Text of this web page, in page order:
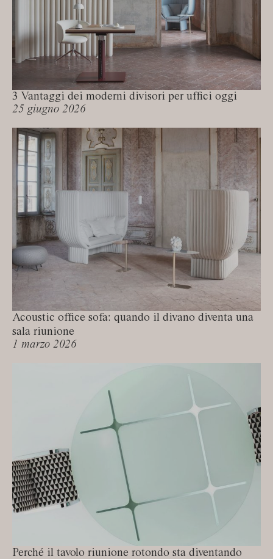
3 Vantaggi dei moderni divisori per uffici oggi
25 giugno 2026
Acoustic office sofa: quando il divano diventa una
sala riunione
1 marzo 2026
Perché il tavolo riunione rotondo sta diventando